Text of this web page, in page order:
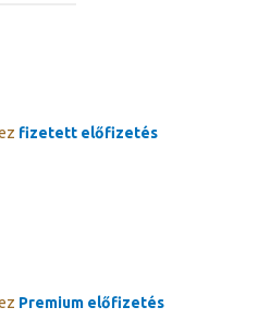
fizetett előfizetés
Premium előfizetés